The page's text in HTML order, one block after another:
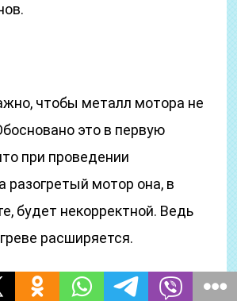
чтобы металл мотора не
это в первую
при проведении
разогретый мотор она, в
будет некорректной. Ведь
расширяется.
в том, что двигатель до